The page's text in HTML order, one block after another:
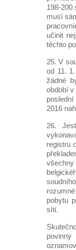
198-200
musí
učinit
těchto
25. V
od 11.
žádné
období v
2016
26.
registru
všechny
pobytu
sítí.